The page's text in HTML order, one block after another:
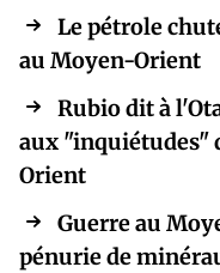
Le pétrole
au Moyen-Orient
Rubio dit à
aux "inquiétudes"
Orient
Guerre au
pénurie de